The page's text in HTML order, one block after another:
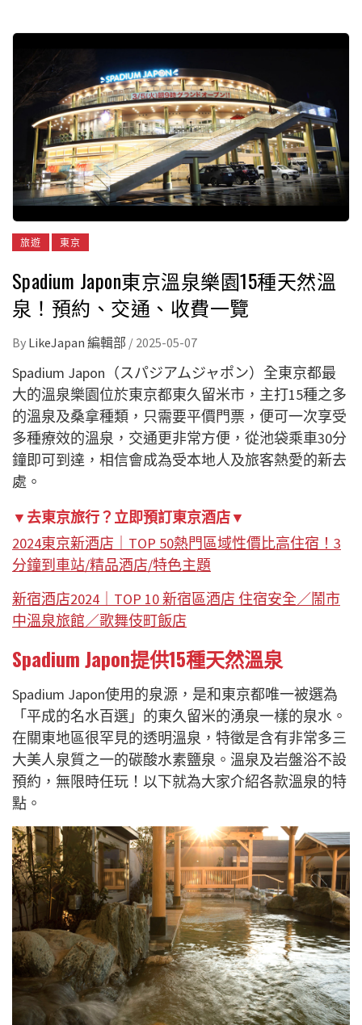
旅遊 東京
Spadium Japon東京溫泉樂園15種天然溫
泉！預約、交通、收費一覽
By LikeJapan 編輯部 / 2025-05-07
Spadium Japon（スパジアムジャポン）全東京都最
大的溫泉樂園位於東京都東久留米市，主打15種之多
的溫泉及桑拿種類，只需要平價門票，便可一次享受
多種療效的溫泉，交通更非常方便，從池袋乘車30分
鐘即可到達，相信會成為受本地人及旅客熱愛的新去
處。
▼去東京旅行？立即預訂東京酒店▼
2024東京新酒店｜TOP 50熱門區域性價比高住宿！3
分鐘到車站/精品酒店/特色主題
新宿酒店2024｜TOP 10 新宿區酒店 住宿安全／鬧市
中溫泉旅館／歌舞伎町飯店
Spadium Japon提供15種天然溫泉
Spadium Japon使用的泉源，是和東京都唯一被選為
「平成的名水百選」的東久留米的湧泉一樣的泉水。
在關東地區很罕見的透明溫泉，特徵是含有非常多三
大美人泉質之一的碳酸水素鹽泉。溫泉及岩盤浴不設
預約，無限時任玩！以下就為大家介紹各款溫泉的特
點。